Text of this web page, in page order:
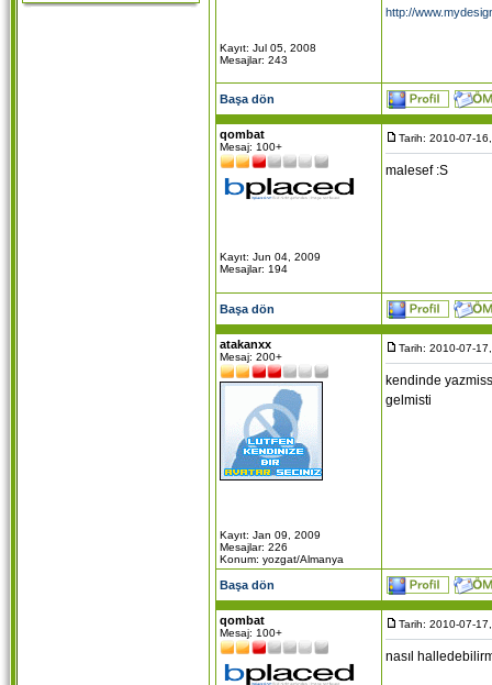
Kayıt: Jul 05, 2008
Mesajlar: 243
http://
Başa dön
qombat
Mesaj: 100+
Kayıt: Jun 04, 2009
Mesajlar: 194
Tarih: 2010-07-
malesef :S
Başa dön
atakanxx
Mesaj: 200+
Kayıt: Jan 09, 2009
Mesajlar: 226
Konum: yozgat/Almanya
Tarih: 2010-07-
kendinde
gelmisti
Başa dön
qombat
Mesaj: 100+
Tarih: 2010-07-
nasıl